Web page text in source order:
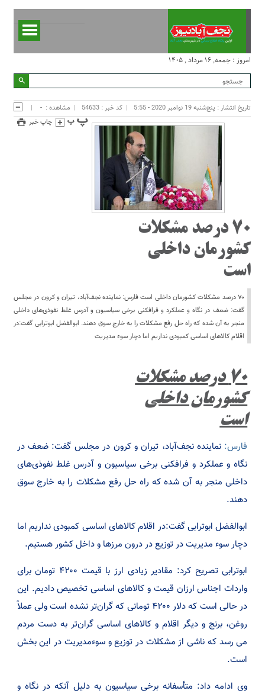
امروز : جمعه, ۱۶ مرداد , ۱۴۰۵
تاریخ انتشار : پنج‌شنبه 19 نوامبر 2020 - 5:55 کد خبر : 54633 مشاهده : -
چاپ خبر
۷۰ درصد مشکلات
کشورمان داخلی
است
۷۰ درصد مشکلات کشورمان داخلی است فارس: نماینده نجف‌آباد، تیران و کرون در مجلس
گفت: ضعف در نگاه و عملکرد و فرافکنی برخی سیاسیون و آدرس غلط نفوذی‌های داخلی
منجر به آن شده که راه حل رفع مشکلات را به خارج سوق دهند. ابوالفضل ابوترابی گفت:در
اقلام کالاهای اساسی کمبودی نداریم اما دچار سوء مدیریت
۷۰ درصد مشکلات
کشورمان داخلی
است
فارس: نماینده نجف‌آباد، تیران و کرون در مجلس گفت: ضعف در
نگاه و عملکرد و فرافکنی برخی سیاسیون و آدرس غلط نفوذی‌های
داخلی منجر به آن شده که راه حل رفع مشکلات را به خارج سوق
دهند.
ابوالفضل ابوترابی گفت:در اقلام کالاهای اساسی کمبودی نداریم اما
دچار سوء مدیریت در توزیع در درون مرزها و داخل کشور هستیم.
ابوترابی تصریح کرد: مقادیر زیادی ارز با قیمت ۴۲۰۰ تومان برای
واردات اجناس ارزان‌ قیمت و کالاهای اساسی تخصیص دادیم. این
در حالی است که دلار ۴۲۰۰ تومانی که گران‌تر نشده است ولی عملاً
روغن، برنج و دیگر اقلام و کالاهای اساسی گران‌تر به دست مردم
می رسد که ناشی از مشکلات در توزیع و سوءمدیریت در این بخش
است.
وی ادامه داد: متأسفانه برخی سیاسیون به دلیل آنکه در نگاه و